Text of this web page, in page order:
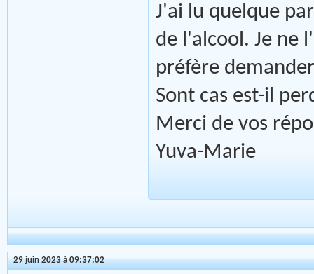
J'ai lu quelque
de l'alcool. Je ne
préfère
Sont cas est-il
Merci de vos
Yuva-Marie
29 juin 2023 à 09:37:02